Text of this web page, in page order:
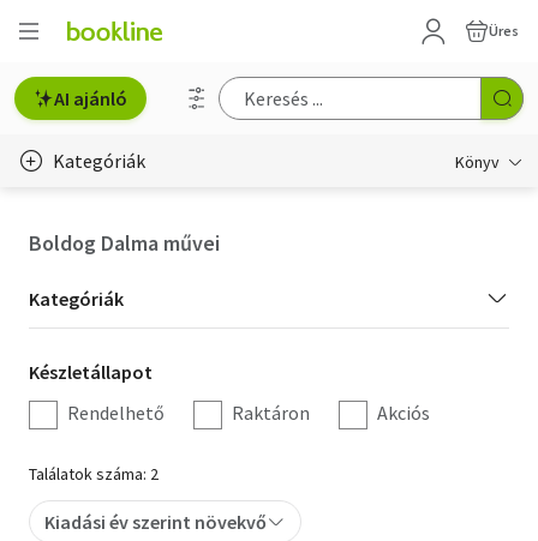
Üres
AI ajánló
Kategóriák Könyv
Hobbi, szabadidő
Irodalom
Művészet
Szakkönyv
Boldog Dalma művei
Kategória
szűrés
Kategóriák
Készletállapot
szűrés
Készletállapot
Rendelhető
Raktáron Akciós
Találatok száma: 2
Kiadási év szerint növekvő